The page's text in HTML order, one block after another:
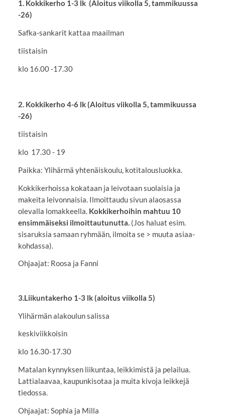
1. Kokkikerho 1-3 lk (Aloitus viikolla 5, tammikuussa
-26)
Safka-sankarit kattaa maailman
tiistaisin
klo 16.00 -17.30
2. Kokkikerho 4-6 lk (Aloitus viikolla 5, tammikuussa
-26)
tiistaisin
klo 17.30 - 19
Paikka: Ylihärmä yhtenäiskoulu, kotitalousluokka.
Kokkikerhoissa kokataan ja leivotaan suolaisia ja
makeita leivonnaisia. Ilmoittaudu sivun alaosassa
olevalla lomakkeella. Kokkikerhoihin mahtuu 10
ensimmäiseksi ilmoittautunutta. (Jos haluat esim.
sisaruksia samaan ryhmään, ilmoita se > muuta asiaa-
kohdassa).
Ohjaajat: Roosa ja Fanni
3.Liikuntakerho 1-3 lk (aloitus viikolla 5)
Ylihärmän alakoulun salissa
keskiviikkoisin
klo 16.30-17.30
Matalan kynnyksen liikuntaa, leikkimistä ja pelailua.
Lattialaavaa, kaupunkisotaa ja muita kivoja leikkejä
tiedossa.
Ohjaajat: Sophia ja Milla